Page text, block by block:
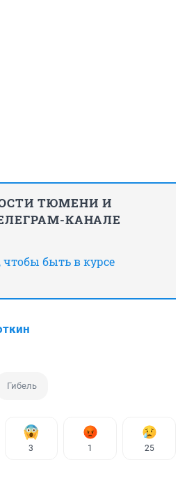
ТЮМЕНИ И
КАНАЛЕ
быть в курсе
Гибель
3 1 25